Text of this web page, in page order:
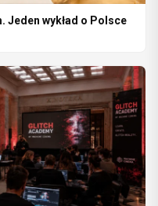
Jeden wykład o Polsce